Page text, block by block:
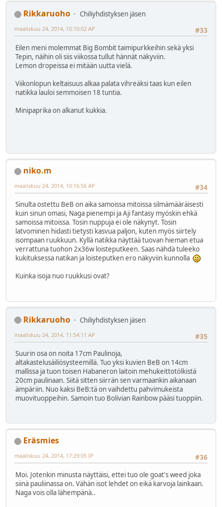
Rikkaruoho
Chiliyhdistyksen jäsen
#33
maaliskuu 24, 2014, 10:10:02 AP
Eilen meni molemmat Big Bombit taimipurkkeihin sekä yksi
Tepin, näihin oli siis viikossa tullut hännät näkyviin.
Lemon dropeissa ei mitään uutta vielä.
Viikonlopun keltaisuus alkaa palata vihreäksi taas kun eilen
natikka lauloi semmoisen 18 tuntia.
Minipaprika on alkanut kukkia.
niko.m
#34
maaliskuu 24, 2014, 10:16:56 AP
Sinulta ostettu BeB on aika samoissa mitoissa silmämääräisesti
kuin sinun omasi, Naga pienempi ja Aji fantasy myöskin ehkä
samoissa mitoissa. Tosin nuppuja ei ole näkynyt. Tosin
latvominen hidasti tietysti kasvua paljon, kuten myös siirtely
isompaan ruukkuun. Kyllä natikka näyttää tuovan hieman etua
verrattuna tuohon 2x36w loisteputkeen. Saas nähdä tuleeko
kukituksessa natikan ja loisteputken ero näkyviin kunnolla
Kuinka isoja nuo ruukkusi ovat?
Rikkaruoho
Chiliyhdistyksen jäsen
#35
maaliskuu 24, 2014, 11:54:11 AP
Suurin osa on noita 17cm Paulinoja,
altakastelusäiliösysteemillä. Tuo yksi kuvien BeB on 14cm
mallissa ja tuon toisen Habaneron laitoin mehukeittotölkistä
20cm paulinaan. Siitä sitten siirrän sen varmaankin aikanaan
ämpäriin. Nuo kaksi BeB:tä on vaihdettu pahvimukeista
muovituoppeihin. Samoin tuo Bolivian Rainbow pääsi tuoppiin.
Eräsmies
#36
maaliskuu 24, 2014, 17:29:05 IP
Moi. Jotenkin minusta näyttäisi, ettei tuo ole goat's weed joka
siinä pauliinassa on. Vähän isot lehdet on eikä karvoja lainkaan.
Naga vois olla lähempänä..